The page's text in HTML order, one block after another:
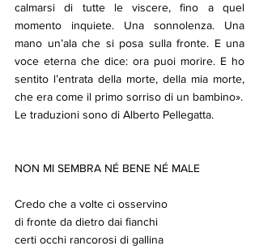
calmarsi di tutte le viscere, fino a quel
momento inquiete. Una sonnolenza. Una
mano un’ala che si posa sulla fronte. E una
voce eterna che dice: ora puoi morire. E ho
sentito l’entrata della morte, della mia morte,
Le traduzioni sono di Alberto Pellegatta.
NON MI SEMBRA NÉ BENE NÉ MALE
Credo che a volte ci osservino
di fronte da dietro dai fianchi
certi occhi rancorosi di gallina